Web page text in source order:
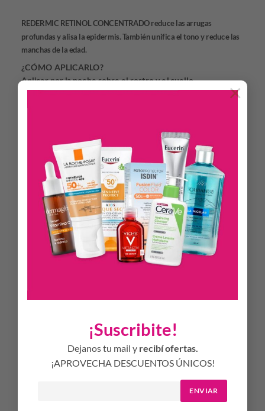
¡Suscribite!
Dejanos tu mail y recibí ofertas.
¡APROVECHA DESCUENTOS ÚNICOS!
ENVIAR
×
REDERMIC RETINOL CONCENTRADO reduce las arrugas
profundas y alisa la epidermis. También unifica el tono y reduce las
manchas de la edad.
¿CÓMO APLICARLO?
Aplicar por la noche sobre el rostro y el cuello.
Su aplicador de cánula permite una aplicación precisa para
una corrección intensa.
Una base de maquillaje excelente.
BENEFICIOS CLAVE
REDERMIC Retinol está formulado con un complejo único
de Retinol Puro y Retinol de Liberación Progresiva para
proporcionar la dosis adecuada con una eficacia y tolerancia
óptima para la piel sensible. El retinol puro está reconocido
como uno de los ingredientes activos más eficaces en el
tratamiento de los signos del fotoenvejecimiento: arrugas
Progresiva ayuda a mejorar la eficacia correctora antiedad al